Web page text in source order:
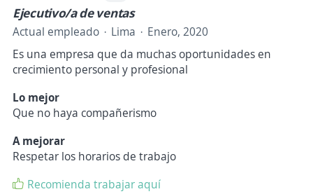
Ejecutivo/a de ventas
Actual empleado Lima
Enero, 2020
Es una empresa que da muchas oportunidades en
crecimiento personal y profesional
Lo mejor
Que no haya compañerismo
A mejorar
Respetar los horarios de trabajo
Recomienda trabajar aquí